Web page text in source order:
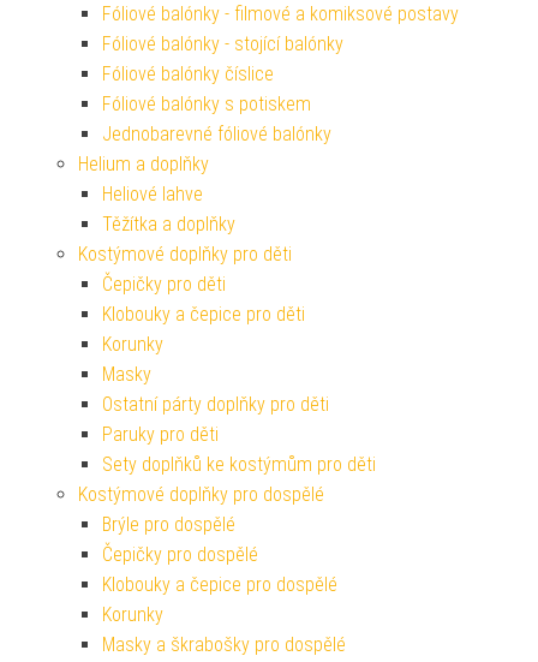
Fóliové balónky - filmové a komiksové postavy
Fóliové balónky - stojící balónky
Fóliové balónky číslice
Fóliové balónky s potiskem
Jednobarevné fóliové balónky
Helium a doplňky
Heliové lahve
Těžítka a doplňky
Kostýmové doplňky pro děti
Čepičky pro děti
Klobouky a čepice pro děti
Korunky
Masky
Ostatní párty doplňky pro děti
Paruky pro děti
Sety doplňků ke kostýmům pro děti
Kostýmové doplňky pro dospělé
Brýle pro dospělé
Čepičky pro dospělé
Klobouky a čepice pro dospělé
Korunky
Masky a škrabošky pro dospělé